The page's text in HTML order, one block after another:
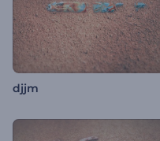
djjm